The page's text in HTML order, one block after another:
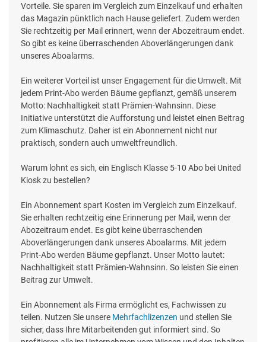
Vorteile. Sie sparen im Vergleich zum Einzelkauf und erhalten
das Magazin pünktlich nach Hause geliefert. Zudem werden
Sie rechtzeitig per Mail erinnert, wenn der Abozeitraum endet.
So gibt es keine überraschenden Aboverlängerungen dank
unseres Aboalarms.
Ein weiterer Vorteil ist unser Engagement für die Umwelt. Mit
jedem Print-Abo werden Bäume gepflanzt, gemäß unserem
Motto: Nachhaltigkeit statt Prämien-Wahnsinn. Diese
Initiative unterstützt die Aufforstung und leistet einen Beitrag
zum Klimaschutz. Daher ist ein Abonnement nicht nur
praktisch, sondern auch umweltfreundlich.
Warum lohnt es sich, ein Englisch Klasse 5-10 Abo bei United
Kiosk zu bestellen?
Ein Abonnement spart Kosten im Vergleich zum Einzelkauf.
Sie erhalten rechtzeitig eine Erinnerung per Mail, wenn der
Abozeitraum endet. Es gibt keine überraschenden
Aboverlängerungen dank unseres Aboalarms. Mit jedem
Print-Abo werden Bäume gepflanzt. Unser Motto lautet:
Nachhaltigkeit statt Prämien-Wahnsinn. So leisten Sie einen
Beitrag zur Umwelt.
Ein Abonnement als Firma ermöglicht es, Fachwissen zu
teilen. Nutzen Sie unsere Mehrfachlizenzen und stellen Sie
sicher, dass Ihre Mitarbeitenden gut informiert sind. So